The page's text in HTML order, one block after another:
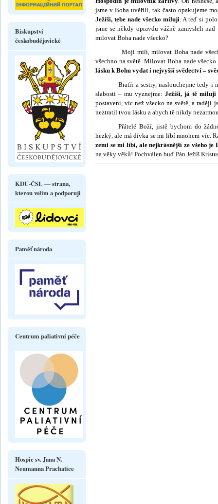
jsme v Boha uvěřili, tak často opakujeme
Je­žíši, tebe nade všecko miluji. A teď si
jsme se někdy opravdu vážně zamysleli
milovat Boha nade všecko?
Moji milí, milovat Boha nade všecko,
všechno na světě. Milovat Boha nade
lásku k Bohu vydat i nejvyšší svědectví –
Bratři a sestry, naslouchejme tedy i
slabosti – mu vyznejme: Ježíši, já tě miluji
postavení, víc než všecko na světě, a raději
neztratil tvou lásku a abych tě nikdy
Přátelé Boží, jistě bychom do
hezký, ale má dívka se mi líbí mnohem víc.
zemi se mi líbí, ale nejkrásnější ze všeho je
na věky věků! Pochválen buď Pán Ježíš
Biskupství
českobudějovické
KDU-ČSL — strana,
kterou volím a podporuji
Paměť národa
Centrum paliativní péče
Hospic sv. Jana N.
Neumanna Prachatice